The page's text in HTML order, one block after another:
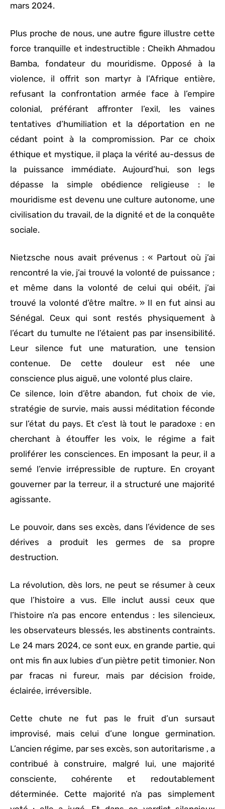
mars 2024.
Plus proche de nous, une autre figure illustre cette
force tranquille et indestructible : Cheikh Ahmadou
Bamba, fondateur du mouridisme. Opposé à la
violence, il offrit son martyr à l’Afrique entière,
refusant la confrontation armée face à l’empire
colonial, préférant affronter l’exil, les vaines
tentatives d’humiliation et la déportation en ne
cédant point à la compromission. Par ce choix
éthique et mystique, il plaça la vérité au-dessus de
la puissance immédiate. Aujourd’hui, son legs
dépasse la simple obédience religieuse : le
mouridisme est devenu une culture autonome, une
civilisation du travail, de la dignité et de la conquête
sociale.
Nietzsche nous avait prévenus : « Partout où j’ai
rencontré la vie, j’ai trouvé la volonté de puissance ;
et même dans la volonté de celui qui obéit, j’ai
trouvé la volonté d’être maître. » Il en fut ainsi au
Sénégal. Ceux qui sont restés physiquement à
l’écart du tumulte ne l’étaient pas par insensibilité.
Leur silence fut une maturation, une tension
contenue. De cette douleur est née une
conscience plus aiguë, une volonté plus claire.
Ce silence, loin d’être abandon, fut choix de vie,
stratégie de survie, mais aussi méditation féconde
sur l’état du pays. Et c’est là tout le paradoxe : en
cherchant à étouffer les voix, le régime a fait
proliférer les consciences. En imposant la peur, il a
semé l’envie irrépressible de rupture. En croyant
gouverner par la terreur, il a structuré une majorité
agissante.
Le pouvoir, dans ses excès, dans l’évidence de ses
dérives a produit les germes de sa propre
destruction.
La révolution, dès lors, ne peut se résumer à ceux
que l’histoire a vus. Elle inclut aussi ceux que
l’histoire n’a pas encore entendus : les silencieux,
les observateurs blessés, les abstinents contraints.
Le 24 mars 2024, ce sont eux, en grande partie, qui
ont mis fin aux lubies d’un piètre petit timonier. Non
par fracas ni fureur, mais par décision froide,
éclairée, irréversible.
Cette chute ne fut pas le fruit d’un sursaut
improvisé, mais celui d’une longue germination.
L’ancien régime, par ses excès, son autoritarisme , a
contribué à construire, malgré lui, une majorité
consciente, cohérente et redoutablement
déterminée. Cette majorité n’a pas simplement